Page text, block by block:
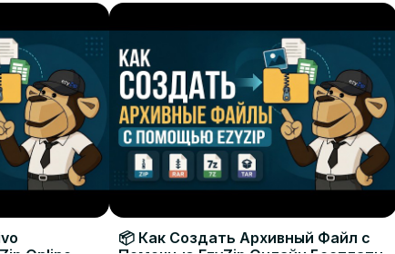
📦 Как Создать Архивный Файл с